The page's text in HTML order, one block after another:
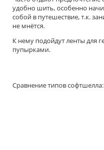
удобно шить, особенно
собой в путешествие, т.к.
не мнётся.
К нему подойдут ленты для
пупырками.
Сравнение типов софтшелла: